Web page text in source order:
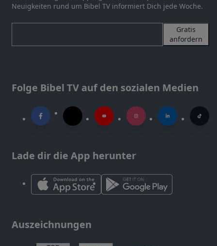
Neuigkeiten rund um Bibel TV informiert Dich jede Woche.
Gratis
anfordern
Folge Bibel TV auf den sozialen Medien
Lade dir die App herunter
Auszeichnungen